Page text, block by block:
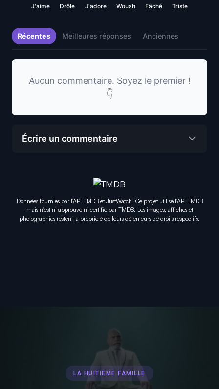
J'aime Drôle J'adore Wouah Fâché Triste
Récentes Meilleures réponses Anciennes
Aucun commentaire. Soyez le premier !
👇
Écrire un commentaire
Données fournies par l'API TMDB et JustWatch. Ce projet utilise l'API TMDB
mais n'est ni approuvé ni certifié par TMDB. Les images, affiches et
photographies restent la propriété de leurs détenteurs de droits respectifs.
LA HUITIÈME FAMILLE